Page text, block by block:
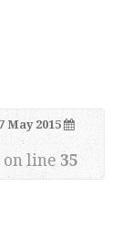
Sunday 17 May 2015
on line35